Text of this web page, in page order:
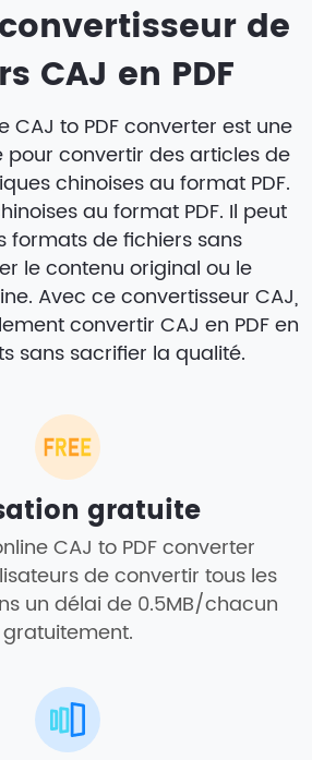
de
CAJ en PDF
CAJ to PDF converter est une
pour convertir des articles de
chinoises au format PDF.
au format PDF. Il peut
formats de fichiers sans
le contenu original ou le
Avec ce convertisseur CAJ,
convertir CAJ en PDF en
sans sacrifier la qualité.
gratuite
CAJ to PDF converter
de convertir tous les
un délai de 0.5MB/chacun
gratuitement.